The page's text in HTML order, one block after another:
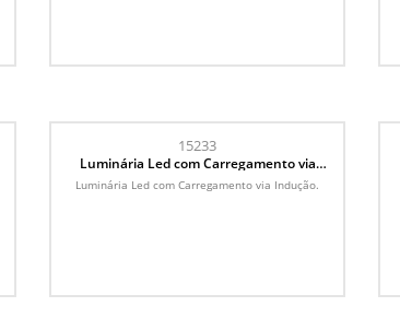
15233
Luminária Led com Carregamento via
Indução
Luminária Led com Carregamento via Indução.